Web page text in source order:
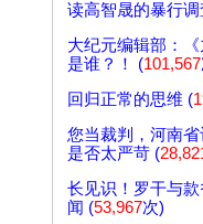
读高智晟的暴行调
大纪元编辑部：
是谁？！ (101,567
回归正常的思维 (
您当裁判，河南
是否太严苛 (
长见识！罗干与
闻 (53,967次)